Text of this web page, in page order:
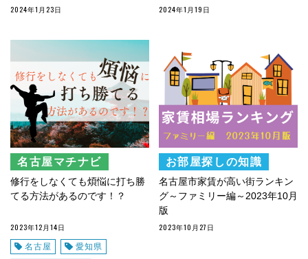
2024年1月23日 2024年1月19日
名古屋マチナビ
修行をしなくても煩悩に打ち勝
てる方法があるのです！？
2023年12月14日
名古屋 愛知県
お部屋探しの知識
名古屋市家賃が高い街ランキン
グ～ファミリー編～2023年10月
版
2023年10月27日